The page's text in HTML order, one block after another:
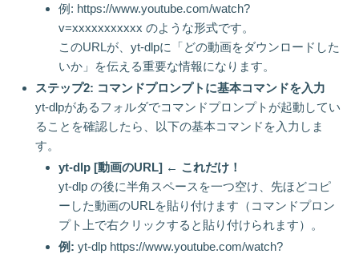
例: https://www.youtube.com/watch?
v=xxxxxxxxxxx のような形式です。
このURLが、yt-dlpに「どの動画をダウンロードした
いか」を伝える重要な情報になります。
ステップ2: コマンドプロンプトに基本コマンドを入力
yt-dlpがあるフォルダでコマンドプロンプトが起動してい
ることを確認したら、以下の基本コマンドを入力しま
す。
yt-dlp [動画のURL] ← これだけ！
yt-dlp の後に半角スペースを一つ空け、先ほどコピ
ーした動画のURLを貼り付けます（コマンドプロン
プト上で右クリックすると貼り付けられます）。
例: yt-dlp https://www.youtube.com/watch?